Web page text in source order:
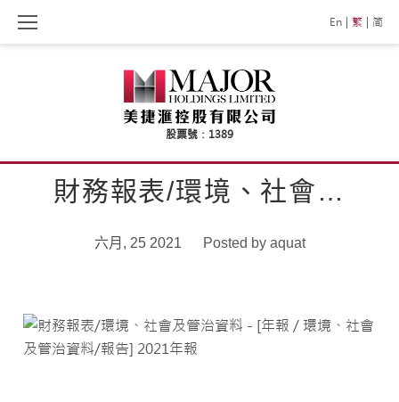
Skip
En 繁 简
財務報表/環境、社會…
六月, 25 2021 Posted by aquat